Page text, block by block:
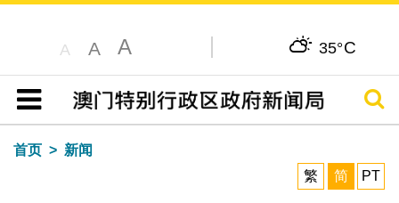
A A A 35°C
目录
搜寻
首页
新闻
繁
简 PT